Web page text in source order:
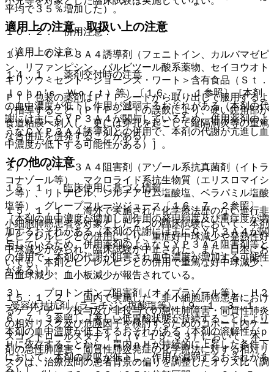
適用上の注意、取扱い上の注意
（適用上の注意）
１４．１． 薬剤交付時の注意
ＰＴＰ包装の薬剤はＰＴＰシートから取り出して服用するよ
う指導すること（ＰＴＰシートの誤飲により、硬い鋭角部が
食道粘膜へ刺入し、更には穿孔を起こして縦隔洞炎等の重篤
な合併症を併発することがある）。
その他の注意
１５．１． 臨床使用に基づく情報
１５．１．１． 海外で実施された化学療法歴のない進行非
小細胞肺癌患者を対象とした２つの臨床試験において、本剤
とビノレルビンとの併用により、重症好中球減少や発熱性好
中球減少がみられ、臨床試験が中止された。また、日本にお
いても、本剤とビノレルビンとの併用で重篤な好中球減少、
白血球減少、血小板減少が報告されている。
１５．１．２． 国内で実施した「非小細胞肺癌患者におけ
るゲフィチニブ投与及び非投与での急性肺障害・間質性肺炎
の相対リスク及び危険因子を検討するためのコホート内ケー
スコントロールスタディ」（Ｖ−１５−３３）において、本
剤の急性肺障害・間質性肺炎発症の化学療法に対する相対リ
スクは、治療法間の患者背景の偏りを調整したオッズ比（調
平均で３５％増加した）。
１０．２． 併用注意：
１）． ＣＹＰ３Ａ４誘導剤（フェニトイン、カルバマゼピ
ン、リファンピシン、バルビツール酸系薬物、セイヨウオト
ギリソウ＜セント・ジョーンズ・ワート＞含有食品（Ｓｔ．
Ｊｏｈｎ’ｓ Ｗｏｒｔ）等）〔１６．７．１参照〕［本剤
の血中濃度が低下し作用が減弱するおそれがある（本剤の代
謝には主にＣＹＰ３Ａ４が関与しているため、併用薬剤のよ
うなＣＹＰ３Ａ４誘導剤との併用で、本剤の代謝が亢進し血
中濃度が低下する可能性がある）］。
２）． ＣＹＰ３Ａ４阻害剤（アゾール系抗真菌剤（イトラ
コナゾール等）、マクロライド系抗生物質（エリスロマイシ
ン等）、リトナビル、ジルチアゼム塩酸塩、ベラパミル塩酸
塩等）、グレープフルーツジュース〔１６．７．２参照〕
［本剤の血中濃度が増加し副作用の発現頻度及び重症度が増
加するおそれがある（本剤の代謝には主にＣＹＰ３Ａ４が関
与しているため、併用薬剤のようなＣＹＰ３Ａ４阻害剤等と
の併用で、本剤の代謝が阻害され血中濃度が増加する可能性
がある）］。
３）． プロトンポンプ阻害剤（オメプラゾール等）、Ｈ２
−受容体拮抗剤（ラニチジン塩酸塩等）〔９．１．３、１
６．７．３参照〕［著しい低胃酸状態が持続することにより
本剤の血中濃度が低下するおそれがある（本剤の溶解性がｐ
Ｈに依存することから、胃内ｐＨが持続的に上昇した条件下
において、本剤の吸収が低下し、作用が減弱するおそれがあ